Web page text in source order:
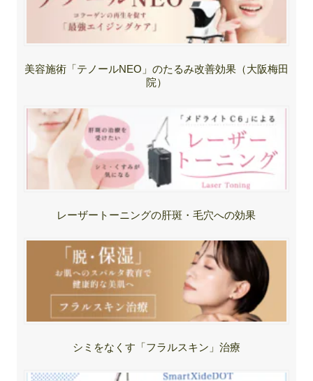
美容施術「テノールNEO」のたるみ改善効果（大阪梅田
院）
レーザートーニングの肝斑・毛穴への効果
シミをなくす「フラルスキン」治療